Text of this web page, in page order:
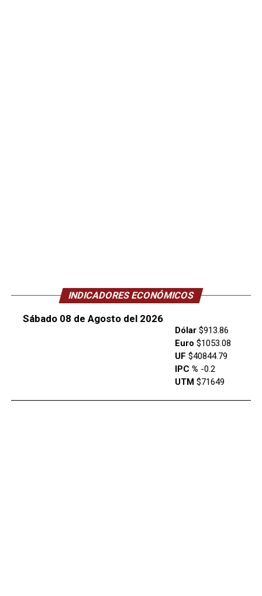
INDICADORES ECONÓMICOS
Sábado 08 de Agosto del 2026
Dólar$913.86
Euro $1053.08
UF $40844.79
IPC % -0.2
UTM $71649